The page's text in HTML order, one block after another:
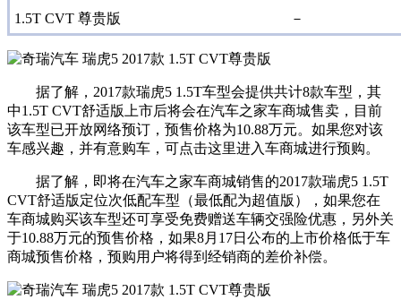
1.5T CVT 尊贵版
－
据了解，2017款瑞虎5 1.5T车型会提供共计8款车型，其
中1.5T CVT舒适版上市后将会在汽车之家车商城售卖，目前
该车型已开放网络预订，预售价格为10.88万元。如果您对该
车感兴趣，并有意购车，可点击这里进入车商城进行预购。
据了解，即将在汽车之家车商城销售的2017款瑞虎5 1.5T
CVT舒适版定位次低配车型（最低配为超值版），如果您在
车商城购买该车型还可享受免费赠送车辆交强险优惠，另外关
于10.88万元的预售价格，如果8月17日公布的上市价格低于车
商城预售价格，预购用户将得到经销商的差价补偿。